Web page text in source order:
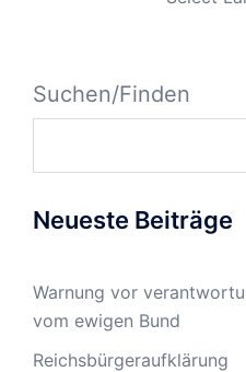
Suchen/Finden
Neueste Beiträge
Warnung vor
vom ewigen Bund
Reichsbürgeraufklärung